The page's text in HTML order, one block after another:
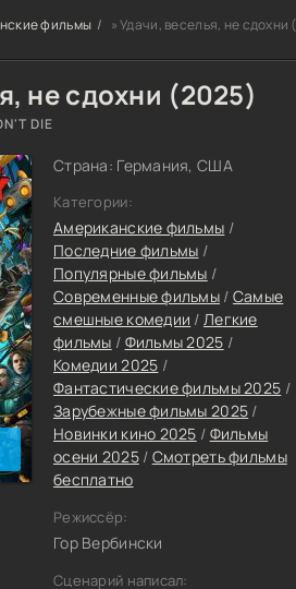
фильмы » Удачи, веселья, не сдохни
не сдохни (2025)
DIE
Страна: Германия, США
Категории:
Американские фильмы /
Последние фильмы /
Популярные фильмы /
Современные фильмы / Самые
смешные комедии /Легкие
фильмы / Фильмы 2025 /
Комедии 2025 /
Фантастические фильмы 2025 /
Зарубежные фильмы 2025 /
Новинки кино 2025 / Фильмы
осени 2025/ Смотреть фильмы
бесплатно
Режиссёр:
Гор Вербински
Сценарий написал: